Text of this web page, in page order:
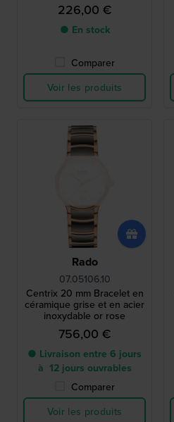
226,00 €
● En stock
Comparer
Voir les produits
Rado
07.05106.10
Centrix 20 mm Bracelet en
céramique grise et en acier
inoxydable or rose
756,00 €
● Livraison entre 6 jours
à 12 jours ouvrables
Comparer
Voir les produits